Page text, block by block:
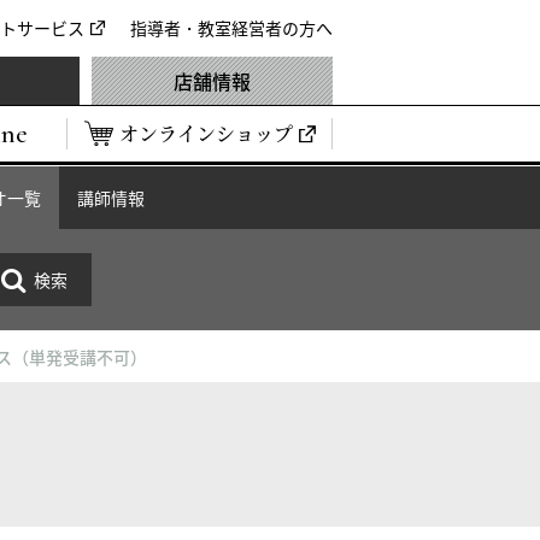
サービス 指導者・教室経営者の方へ
オンラインショップ
店舗情報
一覧 講師情報
単発受講不可）